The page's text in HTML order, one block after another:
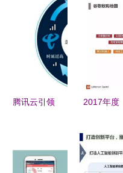
携手有连云
等AI企业驶
入发展快车
道
人工智能
能表格背后
腾讯云引领
准，推动AI
2017年度
告 7大行业
应用与100